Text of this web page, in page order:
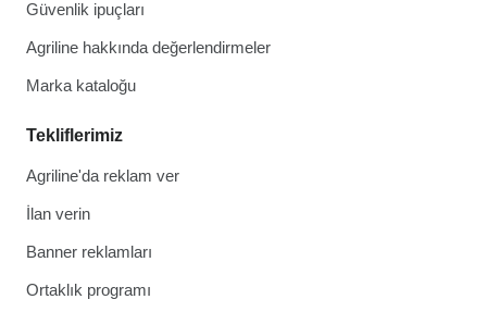
Güvenlik ipuçları
Agriline hakkında değerlendirmeler
Marka kataloğu
Tekliflerimiz
Agriline'da reklam ver
İlan verin
Banner reklamları
Ortaklık programı